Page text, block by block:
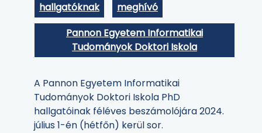
hallgatóknak
meghívó
Pannon Egyetem Informatikai
Tudományok Doktori Iskola
A Pannon Egyetem Informatikai
Tudományok Doktori Iskola PhD
hallgatóinak féléves beszámolójára 2024.
július 1-én (hétfőn) kerül sor.